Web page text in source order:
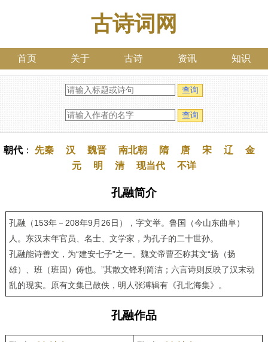
古诗词网
首页 关于 古诗 资讯 知识
朝代 ： 先秦 汉 魏晋 南北朝 隋 唐 宋 辽
金
元
明 清 现当代 不详
孔融简介
孔融（153年－208年9月26日），字文举。鲁国（今山东曲阜）
人。东汉末年官员、名士、文学家，为孔子的二十世孙。
孔融能诗善文，为“建安七子”之一。魏文帝曹丕称其文“扬（扬
雄）、班（班固）俦也。”其散文锋利简洁；六言诗则反映了汉末动
乱的现实。原有文集已散佚，明人张溥辑有《孔北海集》。
孔融作品